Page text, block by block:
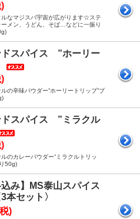
なマジスパ宇宙が広がります☆ステ
ーメン、うどん、そば…などに一振り
ドスパイス ”ホーリー
の辛味パウダー”ホーリートリップ”ブ
ドスパイス ”ミラクル
のカレーパウダー”ミラクルトリッ
50g)
込み】MS泰山スパイス
本セット〉
)